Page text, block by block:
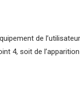
de
4, soit de l’apparition